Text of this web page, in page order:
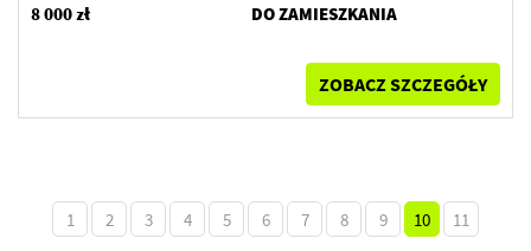
8 000 zł
DO ZAMIESZKANIA
ZOBACZ SZCZEGÓŁY
1 2 3 4 5 6 7 8 9 10 11